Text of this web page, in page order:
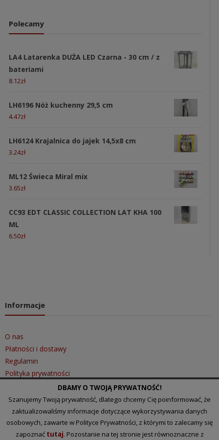
Polecamy
LA4 Latarenka DUŻA LED Czarna - 30 cm / z
bateriami
8.12zł
LH6196 Nóż kuchenny 29,5 cm
4.47zł
LH6124 Krajalnica do jajek 14,5x8 cm
3.24zł
ML12 Świeca Miral mix
3.65zł
CC93 EDT CLASSIC COLLECTION LAT KHA 100
ML
6.50zł
Informacje
O nas
Płatności i dostawy
Regulamin
Polityka prywatności
Szybki kontakt
DBAMY O TWOJĄ PRYWATNOŚĆ!
Szanujemy Twoją prywatność, dlatego chcemy Cię poinformować, że
zaktualizowaliśmy informacje dotyczące wykorzystywania danych
osobowych, zawarte w Polityce Prywatności, z którymi to zalecamy się
zapoznać tutaj. Pozostanie na tej stronie jest równoznaczne z